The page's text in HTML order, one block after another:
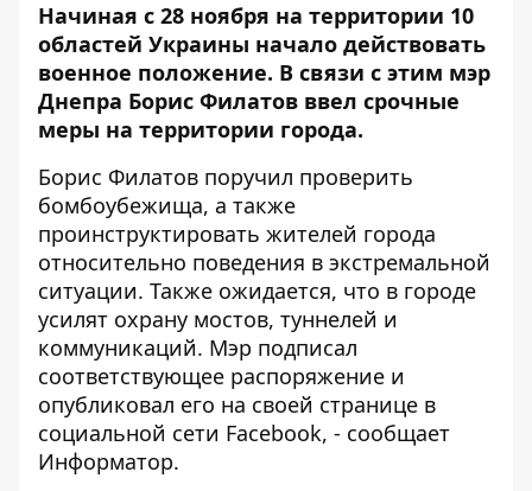
Начиная с 28 ноября на территории 10
областей Украины начало действовать
военное положение. В связи с этим мэр
Днепра Борис Филатов ввел срочные
меры на территории города.
Борис Филатов поручил проверить
бомбоубежища, а также
проинструктировать жителей города
относительно поведения в экстремальной
ситуации. Также ожидается, что в городе
усилят охрану мостов, туннелей и
коммуникаций. Мэр подписал
соответствующее распоряжение и
опубликовал его на своей странице в
социальной сети Facebook, - сообщает
Информатор.